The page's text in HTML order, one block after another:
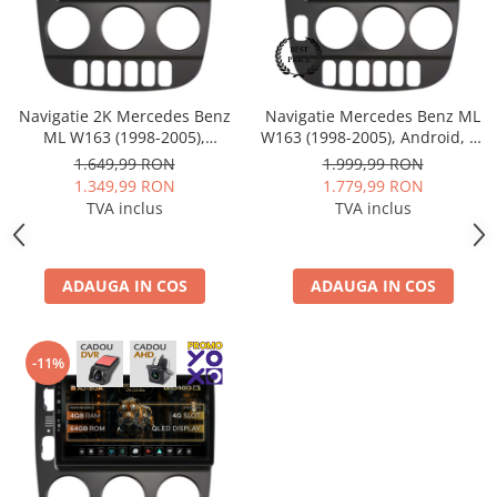
Navigații universale 2DIN
Navigații universale 1DIN
Rame adaptoare auto
Rame adaptoare auto
Rame adaptoare Volkswagen
Rame adaptoare Ford
Rame adaptoare M-Benz
Rame adaptoare Opel
Rame adaptoare Skoda
Rame adaptoare Suzuki
Navigatie 2K Mercedes Benz
ML W163 (1998-2005),
Android, S-Quadcore / 4GB
RAM + 64GB ROM, 9.5 Inch -
AD-BGS90042K+AD-
BGRKIT405V3
1.649,99 RON
1.349,99 RON
TVA inclus
ADAUGA IN COS
Navigatie Mercedes Benz ML
W163 (1998-2005), Android, A-
Octacore / 4GB RAM + 64GB
ROM, 9 Inch - AD-
BGA9004+AD-BGRKIT405V2
1.999,99 RON
1.779,99 RON
TVA inclus
ADAUGA IN COS
-11%